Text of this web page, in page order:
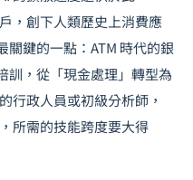
，創下人類歷史上消費應
關鍵的一點：ATM 時代的銀
訓，從「現金處理」轉型為
行政人員或初級分析師，
所需的技能跨度要大得